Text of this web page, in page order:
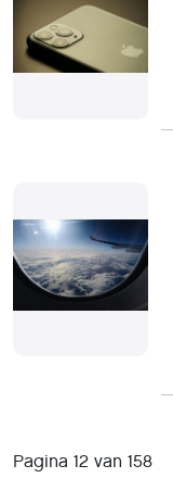
Pagina 12 van 158